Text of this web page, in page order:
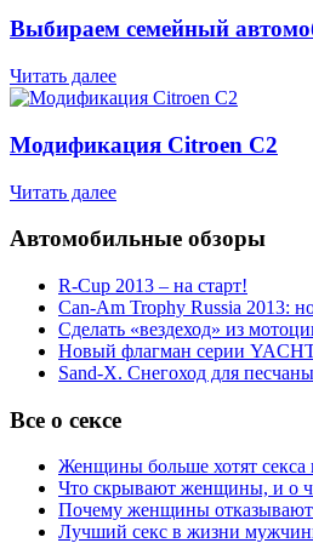
Выбираем семейный
Читать далее
Модификация Citroen С2
Читать далее
Автомобильные обзоры
R-Cup 2013 – на старт!
Can-Am Trophy Russia 2013:
Сделать «вездеход» из
Новый флагман серии
Sand-X. Снегоход для
Все о сексе
Женщины больше хотят
Что скрывают женщины, и о
Почему женщины отказывают
Лучший секс в жизни